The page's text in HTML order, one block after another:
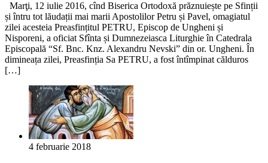
Marţi, 12 iulie 2016, cînd Biserica Ortodoxă prăznuiește pe Sfinții
și întru tot lăudații mai marii Apostolilor Petru și Pavel, omagiatul
zilei acesteia Preasfințitul PETRU, Episcop de Ungheni și
Nisporeni, a oficiat Sfînta și Dumnezeiasca Liturghie în Catedrala
Episcopală “Sf. Bnc. Knz. Alexandru Nevski” din or. Ungheni. În
dimineața zilei, Preasfinția Sa PETRU, a fost întîmpinat călduros
[…]
4 februarie 2018